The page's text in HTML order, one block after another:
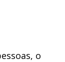
o